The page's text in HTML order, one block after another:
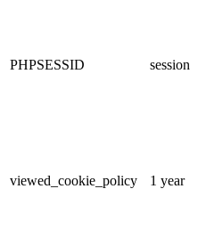
PHPSESSID session
viewed_cookie_policy 1 year